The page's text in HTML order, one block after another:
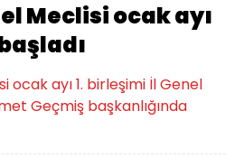
Meclisi ocak ayı
ocak ayı 1. birleşimi İl Genel
Geçmiş başkanlığında